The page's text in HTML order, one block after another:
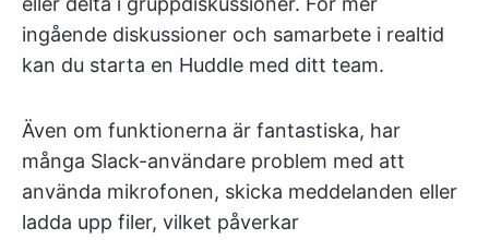
ingående diskussioner och samarbete i realtid
kan du starta en Huddle med ditt team.
Även om funktionerna är fantastiska, har
många Slack-användare problem med att
använda mikrofonen, skicka meddelanden eller
ladda upp filer, vilket påverkar